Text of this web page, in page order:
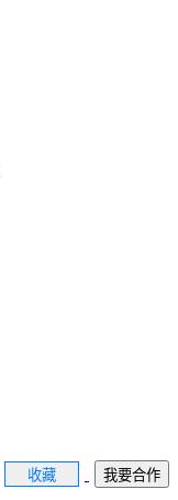
收藏 我要合作